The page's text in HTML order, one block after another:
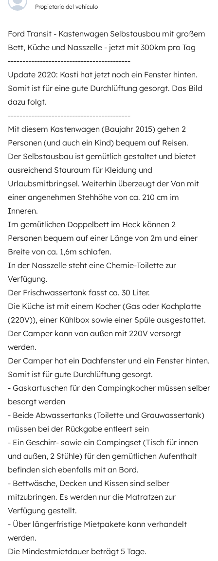
Propietario del vehículo
Ford Transit - Kastenwagen Selbstausbau mit großem
Bett, Küche und Nasszelle - jetzt mit 300km pro Tag
------------------------------------------
Update 2020: Kasti hat jetzt noch ein Fenster hinten.
Somit ist für eine gute Durchlüftung gesorgt. Das Bild
dazu folgt.
------------------------------------------
Mit diesem Kastenwagen (Baujahr 2015) gehen 2
Personen (und auch ein Kind) bequem auf Reisen.
Der Selbstausbau ist gemütlich gestaltet und bietet
ausreichend Stauraum für Kleidung und
Urlaubsmitbringsel. Weiterhin überzeugt der Van mit
einer angenehmen Stehhöhe von ca. 210 cm im
Inneren.
Im gemütlichen Doppelbett im Heck können 2
Personen bequem auf einer Länge von 2m und einer
Breite von ca. 1,6m schlafen.
In der Nasszelle steht eine Chemie-Toilette zur
Verfügung.
Der Frischwassertank fasst ca. 30 Liter.
Die Küche ist mit einem Kocher (Gas oder Kochplatte
(220V)), einer Kühlbox sowie einer Spüle ausgestattet.
Der Camper kann von außen mit 220V versorgt
werden.
Der Camper hat ein Dachfenster und ein Fenster hinten.
Somit ist für gute Durchlüftung gesorgt.
- Gaskartuschen für den Campingkocher müssen selber
besorgt werden
- Beide Abwassertanks (Toilette und Grauwassertank)
müssen bei der Rückgabe entleert sein
- Ein Geschirr- sowie ein Campingset (Tisch für innen
und außen, 2 Stühle) für den gemütlichen Aufenthalt
befinden sich ebenfalls mit an Bord.
- Bettwäsche, Decken und Kissen sind selber
mitzubringen. Es werden nur die Matratzen zur
Verfügung gestellt.
- Über längerfristige Mietpakete kann verhandelt
werden.
Die Mindestmietdauer beträgt 5 Tage.
llave en mano para unas vacaciones en total libertad y
3.84/5 sobre 1170 opiniones de usuarios en Trusted
Shops
Instagram
X PinterestFacebook
¿Cómo funciona?
Alquilar una autocaravana
Tus primeros pasos en autocaravana
Las opiniones de nuestros usuarios
Ayuda viajero
PROPIETARIOS
Anunciar un vehículo
Contrato de alquiler
Seguros de alquiler
Asistencias de alquiler
Ayuda propietario
Medios de pago segurosPago en varios plazos
Descargar en
App Store
Disponible en
Google Play
© 2026 Yescapa
Blog Contáctanos
Confidencialidad
Cookies